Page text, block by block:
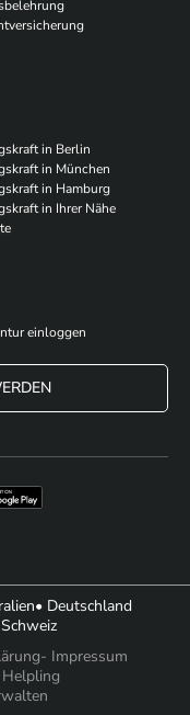
in Berlin
in München
in Hamburg
in Ihrer Nähe
einloggen
• Deutschland
- Impressum